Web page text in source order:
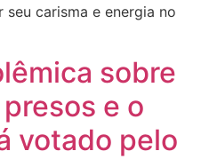
carisma e energia no
sobre
e o
votado pelo